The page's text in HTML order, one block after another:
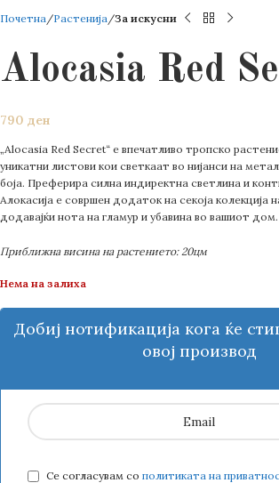
Почетна Растенија За искусни
Alocasia Red
790 ден
„Alocasia Red Secret“ е впечатливо тропско
уникатни листови кои светкаат во нијанси на
боја. Преферира силна индиректна светлина и
Алокасија е совршен додаток на секоја колекција
додавајќи нота на гламур и убавина во вашиот дом.
Приближна висина на растението: 20цм
Нема на залиха
Добиј нотификација кога ќе
овој производ
Се согласувам со политиката на